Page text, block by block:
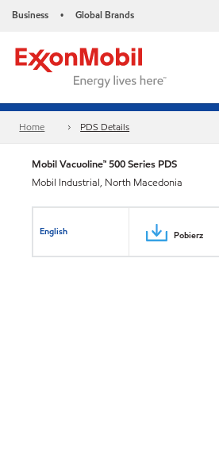
Business • Global Brands
Home PDS Details
Mobil Vacuoline™ 500 Series PDS
Mobil Industrial, North Macedonia
English Pobierz